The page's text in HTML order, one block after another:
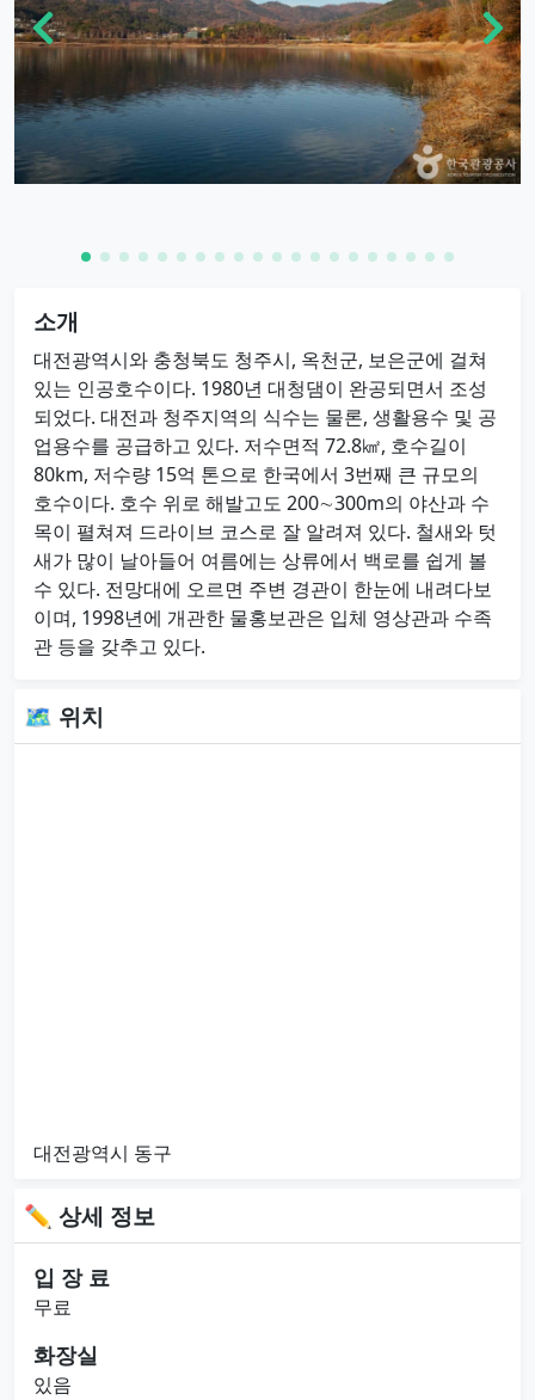
소개
대전광역시와 충청북도 청주시, 옥천군, 보은군에 걸쳐
있는 인공호수이다. 1980년 대청댐이 완공되면서 조성
되었다. 대전과 청주지역의 식수는 물론, 생활용수 및 공
업용수를 공급하고 있다. 저수면적 72.8㎢, 호수길이
80km, 저수량 15억 톤으로 한국에서 3번째 큰 규모의
호수이다. 호수 위로 해발고도 200∼300m의 야산과 수
목이 펼쳐져 드라이브 코스로 잘 알려져 있다. 철새와 텃
새가 많이 날아들어 여름에는 상류에서 백로를 쉽게 볼
수 있다. 전망대에 오르면 주변 경관이 한눈에 내려다보
이며, 1998년에 개관한 물홍보관은 입체 영상관과 수족
관 등을 갖추고 있다.
🗺 위치
대전광역시 동구
✏ 상세 정보
입 장 료
무료
화장실
있음